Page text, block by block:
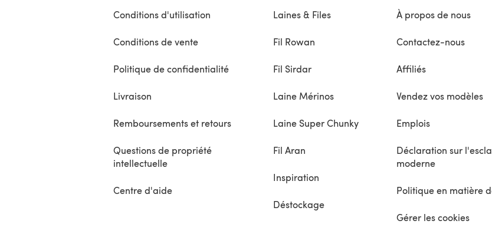
Conditions d'utilisation
Conditions de vente
Politique de confidentialité
Livraison
Remboursements et retours
Questions de propriété
intellectuelle
Centre d'aide
Laines & Files
Fil Rowan
Fil Sirdar
Laine Mérinos
Laine Super Chunky
Fil Aran
Inspiration
Déstockage
À propos de nous
Contactez-nous
Affiliés
Vendez vos modèles
Emplois
Déclaration sur
moderne
Politique en matière
Gérer les cookies